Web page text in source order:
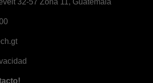
32-57 Zona 11, Guatemala